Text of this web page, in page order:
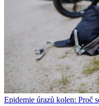
Epidemie úrazů kolen: Proč